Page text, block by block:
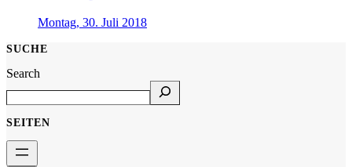
Montag, 30. Juli 2018
SUCHE
Search
SEITEN